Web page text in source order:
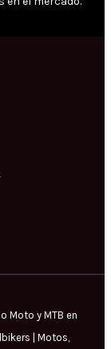
Moto y MTB en
| Motos,